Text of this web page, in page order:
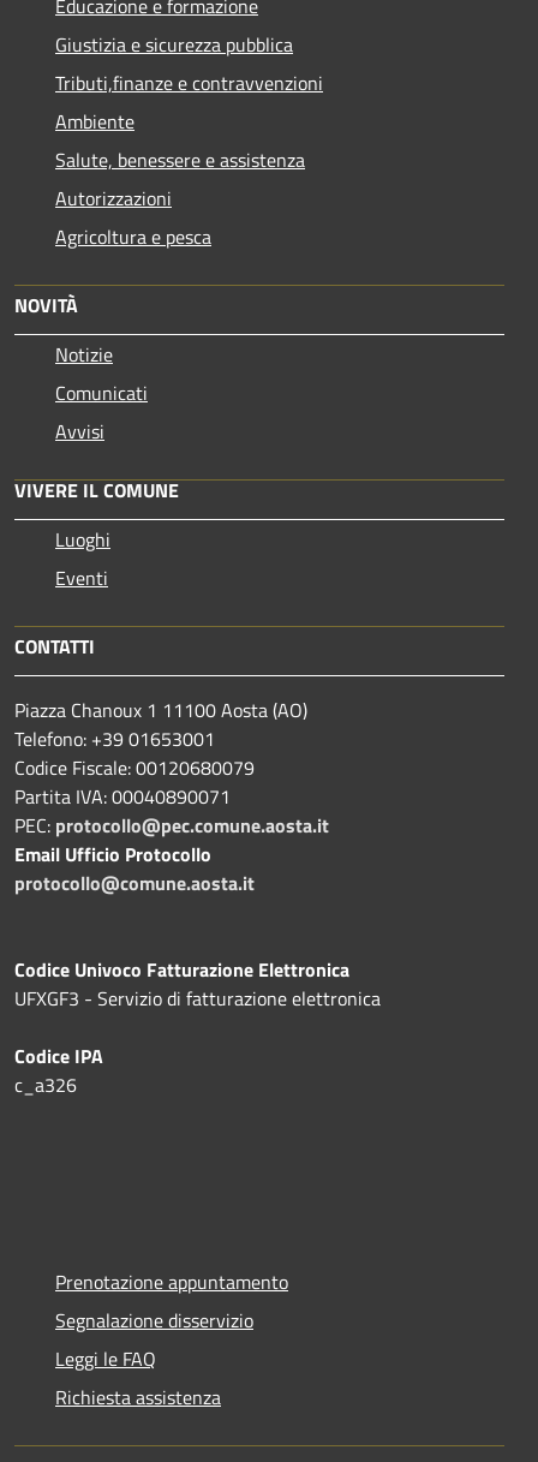
Educazione e formazione
Giustizia e sicurezza pubblica
Tributi,finanze e contravvenzioni
Ambiente
Salute, benessere e assistenza
Autorizzazioni
Agricoltura e pesca
NOVITÀ
Notizie
Comunicati
Avvisi
VIVERE IL COMUNE
Luoghi
Eventi
CONTATTI
Piazza Chanoux 1 11100 Aosta (AO)
Telefono: +39 01653001
Codice Fiscale: 00120680079
Partita IVA: 00040890071
PEC: protocollo@pec.comune.aosta.it
Email Ufficio Protocollo
protocollo@comune.aosta.it
Codice Univoco Fatturazione Elettronica
UFXGF3 - Servizio di fatturazione elettronica
Codice IPA
c_a326
Prenotazione appuntamento
Segnalazione disservizio
Leggi le FAQ
Richiesta assistenza